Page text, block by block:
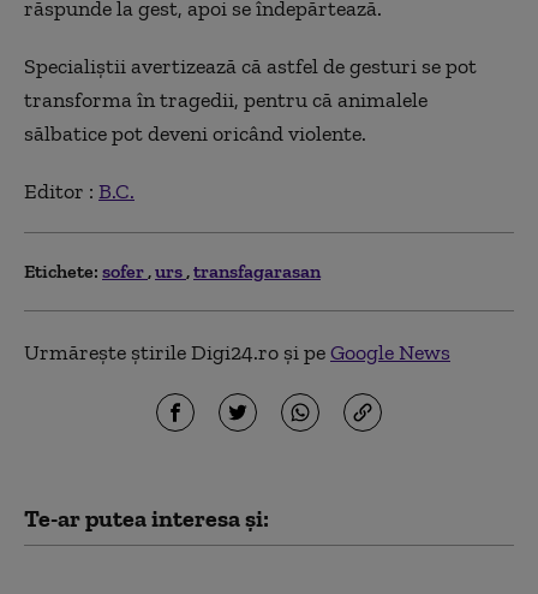
răspunde la gest, apoi se îndepărtează.
Specialiștii avertizează că astfel de gesturi se pot
transforma în tragedii, pentru că animalele
sălbatice pot deveni oricând violente.
Editor : B.C.
Etichete: sofer urs transfagarasan
Urmărește știrile Digi24.ro și peGoogle News
Te-ar putea interesa și: